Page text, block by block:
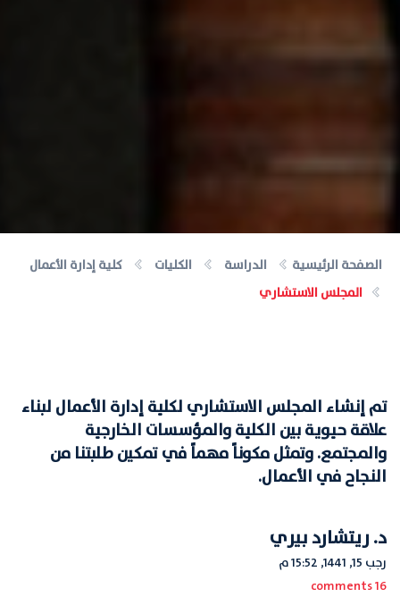
الصفحة الرئيسية الدراسة الكليات
كلية إدارة الأعمال
المجلس الاستشاري
تم إنشاء المجلس الاستشاري لكلية إدارة الأعمال لبناء
علاقة حيوية بين الكلية والمؤسسات الخارجية
والمجتمع. وتمثل مكوناً مهماً في تمكين طلبتنا من
النجاح في الأعمال.
د. ريتشارد بيري
رجب 15, 1441, 15:52 م
16 comments